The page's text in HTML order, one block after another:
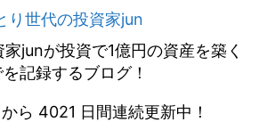
り世代の投資家jun
junが投資で1億円の資産を築く
を記録するブログ！
ら 4021 日間連続更新中！